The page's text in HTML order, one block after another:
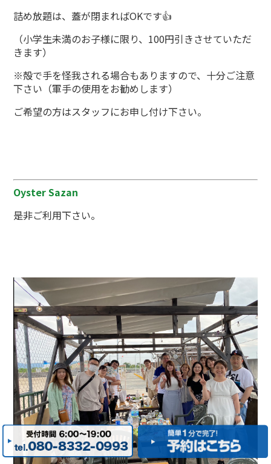
詰め放題は、蓋が閉まればOKです👍
（小学生未満のお子様に限り、100円引きさせていただ
きます）
※殻で手を怪我される場合もありますので、十分ご注意
下さい（軍手の使用をお勧めします）
ご希望の方はスタッフにお申し付け下さい。
Oyster Sazan
是非ご利用下さい。